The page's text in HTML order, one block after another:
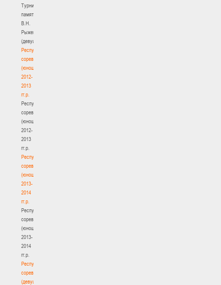
Турнир
памяти
В.Н.
Рыженкова
(девушки)
Республиканские
соревнования
(юноши)
2012-
2013
гг.р.
Республиканские
соревнования
(юноши)
2012-
2013
гг.р.
Республиканские
соревнования
(юноши)
2013-
2014
гг.р.
Республиканские
соревнования
(юноши)
2013-
2014
гг.р.
Республиканские
соревнования
(девушки)